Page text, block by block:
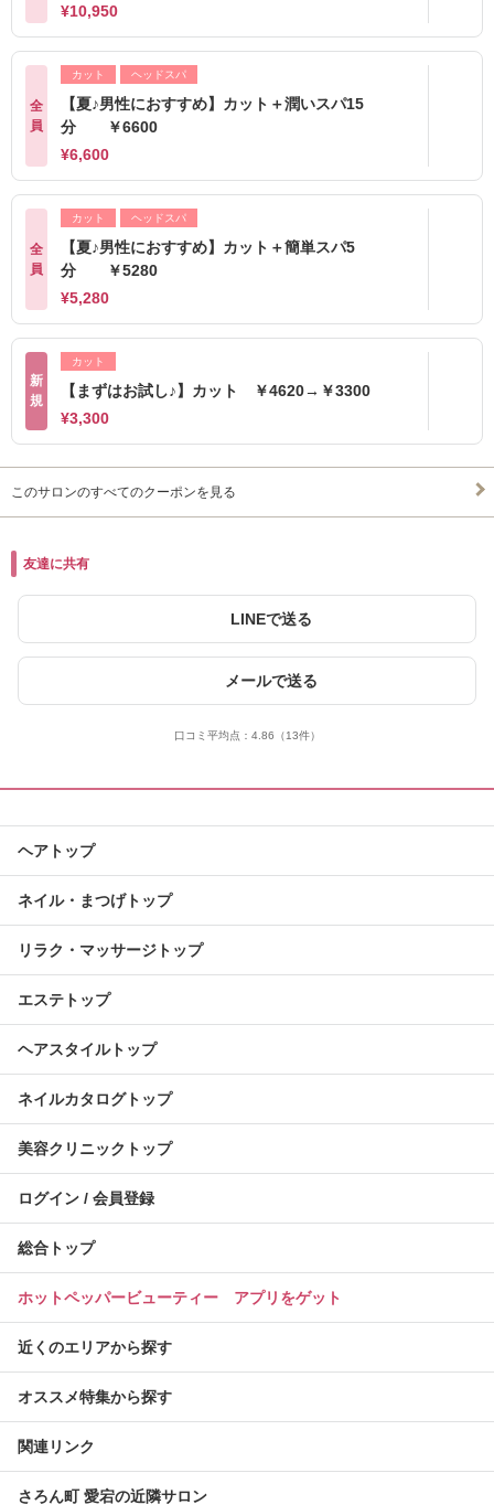
¥10,950
全
員
カット ヘッドスパ
【夏♪男性におすすめ】カット＋潤いスパ15
分 ￥6600
¥6,600
全
員
カット ヘッドスパ
【夏♪男性におすすめ】カット＋簡単スパ5
分 ￥5280
¥5,280
新
規
カット
【まずはお試し♪】カット ￥4620→￥3300
¥3,300
このサロンのすべてのクーポンを見る
友達に共有
LINEで送る
メールで送る
口コミ平均点： 4.86 （13件）
ヘアトップ
ネイル・まつげトップ
リラク・マッサージトップ
エステトップ
ヘアスタイルトップ
ネイルカタログトップ
美容クリニックトップ
ログイン / 会員登録
総合トップ
ホットペッパービューティー アプリをゲット
近くのエリアから探す
オススメ特集から探す
関連リンク
さろん町 愛宕の近隣サロン